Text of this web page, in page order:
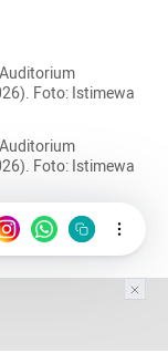
Foto: Istimewa
Foto: Istimewa